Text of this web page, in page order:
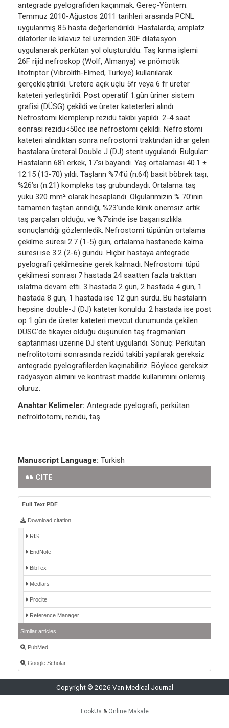
antegrade pyelografiden kaçınmak. Gereç-Yöntem:
Temmuz 2010-Ağustos 2011 tarihleri arasında PCNL
uygulanmış 85 hasta değerlendirildi. Hastalarda; amplatz
dilatörler ile kılavuz tel üzerinden 30F dilatasyon
uygulanarak perkütan yol oluşturuldu. Taş kırma işlemi
26F rijid nefroskop (Wolf, Almanya) ve pnömotik
litotriptör (Vibrolith-Elmed, Türkiye) kullanılarak
gerçekleştirildi. Üretere açık uçlu 5fr veya 6 fr üreter
kateteri yerleştirildi. Post operatif 1.gün üriner sistem
grafisi (DÜSG) çekildi ve üreter kateterleri alındı.
Nefrostomi klemplenip rezidü takibi yapıldı. 2-4 saat
sonrası rezidü<50cc ise nefrostomi çekildi. Nefrostomi
kateteri alındıktan sonra nefrostomi traktından idrar gelen
hastalara üreteral Double J (DJ) stent uygulandı. Bulgular:
Hastaların 68’i erkek, 17’si bayandı. Yaş ortalaması 40.1 ±
12.15 (13-70) yıldı. Taşların %74’ü (n:64) basit böbrek taşı,
%26’sı (n:21) kompleks taş grubundaydı. Ortalama taş
yükü 320 mm² olarak hesaplandı. Olgularımızın % 70’inin
tamamen taştan arındığı, %23’ünde klinik önemsiz artık
taş parçaları olduğu, ve %7’sinde ise başarısızlıkla
sonuçlandığı gözlemledik. Nefrostomi tüpünün ortalama
çekilme süresi 2.7 (1-5) gün, ortalama hastanede kalma
süresi ise 3.2 (2-6) gündü. Hiçbir hastaya antegrade
pyelografi çekilmesine gerek kalmadı. Nefrostomi tüpü
çekilmesi sonrası 7 hastada 24 saatten fazla trakttan
ıslatma devam etti. 3 hastada 2 gün, 2 hastada 4 gün, 1
hastada 8 gün, 1 hastada ise 12 gün sürdü. Bu hastaların
hepsine double-J (DJ) kateter konuldu. 2 hastada ise post
op 1.gün de üreter kateteri mevcut durumunda çekilen
DÜSG’de tıkayıcı olduğu düşünülen taş fragmanları
saptanması üzerine DJ stent uygulandı. Sonuç: Perkütan
nefrolitotomi sonrasında rezidü takibi yapılarak gereksiz
antegrade pyelografilerden kaçınabiliriz. Böylece gereksiz
radyasyon alımını ve kontrast madde kullanımını önlemiş
oluruz.
Anahtar Kelimeler: Antegrade pyelografi, perkütan
nefrolitotomi, rezidü, taş.
Manuscript Language: Turkish
CITE
Full Text PDF
Download citation
RIS
EndNote
BibTex
Medlars
Procite
Reference Manager
Similar articles
PubMed
Google Scholar
Copyright © 2026 Van Medical Journal
LookUs & Online Makale